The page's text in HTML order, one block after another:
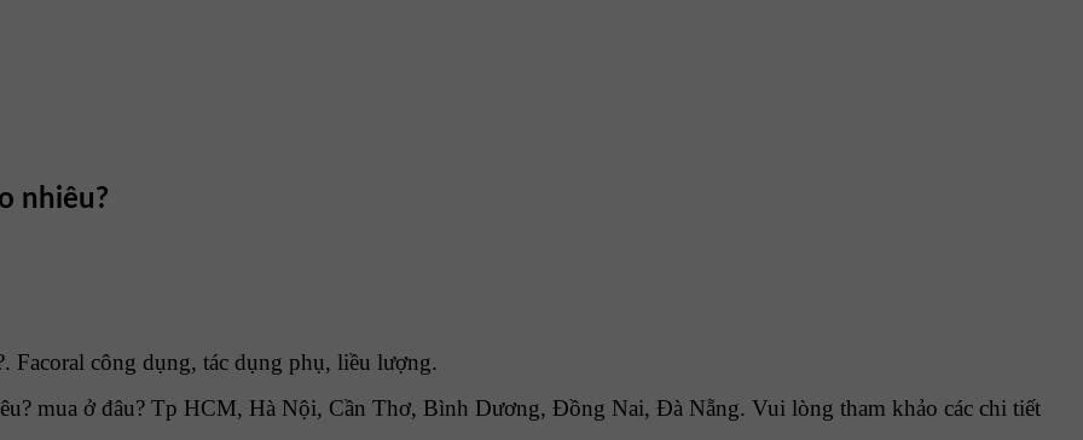
nhiêu?
Facoral công dụng, tác dụng phụ, liều lượng.
mua ở đâu? Tp HCM, Hà Nội, Cần Thơ, Bình Dương, Đồng Nai, Đà Nẵng. Vui lòng tham khảo các chi tiết